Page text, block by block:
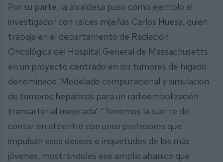
Por su parte, la alcaldesa puso como ejemplo al
investigador con raíces mijeñas Carlos Huesa, quien
trabaja en el departamento de Radiación
Oncológica del Hospital General de Massachusetts
en un proyecto centrado en los tumores de hígado
denominado ‘Modelado computacional y simulación
de tumores hepáticos para un radioembolización
transarterial mejorada’. “Tenemos la suerte de
contar en el centro con unos profesores que
impulsan esos deseos e inquietudes de los más
jóvenes, mostrándoles ese amplio abanico que